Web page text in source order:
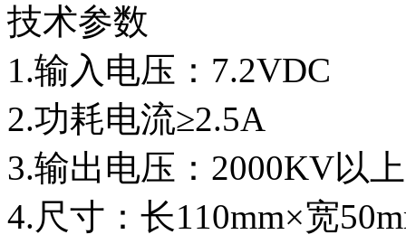
技术参数
1.输入电压：7.2VDC
2.功耗电流≥2.5A
3.输出电压：2000KV以上
4.尺寸：长110mm×宽